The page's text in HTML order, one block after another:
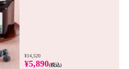
¥14,520
¥5,890(税込)